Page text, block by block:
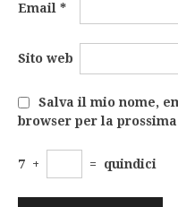
Email *
Sito web
Salva il mio nome,
browser per la
7 + = quindici